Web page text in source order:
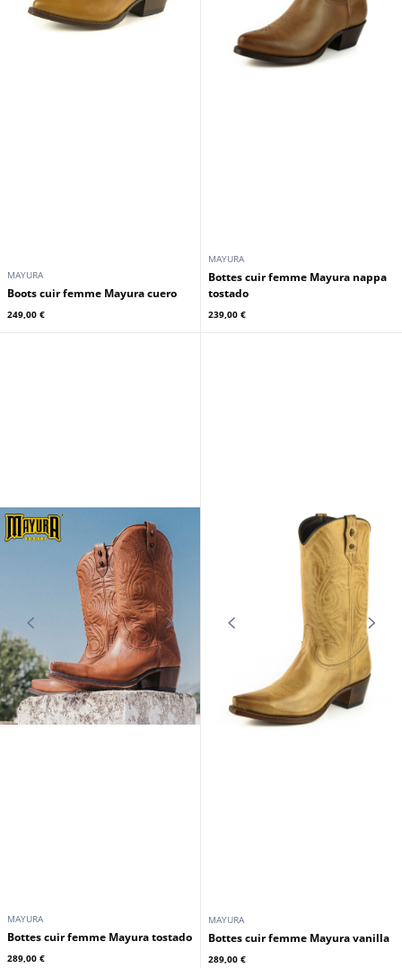
MAYURA
Boots cuir femme Mayura cuero
249,00 €
MAYURA
Bottes cuir femme Mayura nappa
tostado
239,00 €
MAYURA
Bottes cuir femme Mayura tostado
289,00 €
MAYURA
Bottes cuir femme Mayura vanilla
289,00 €